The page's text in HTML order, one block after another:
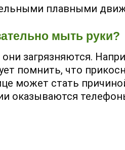
плавными
мыть руки?
загрязняются.
помнить, что
может стать
оказываются